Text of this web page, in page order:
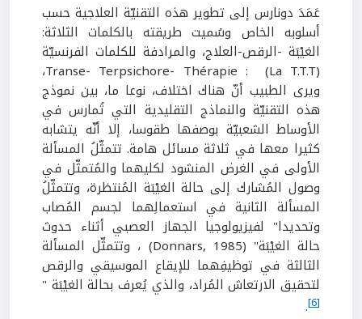
عَمَدَ دونارس إلى تطوير هذه التقنيّة العلاجية حسب
أسلوبه الخاص وسُميت طريقته بالكلمات الثلاثة:
الغيْبَة -الرقص-العلاج، والمرادفة للكلمات الفرنسيّة
Transe- Terpsichore- Thérapie : (La T.T.T)،
ويرى الطبيب أنّ هناك اختلاف، نوعا ما، بين نموذج
هذه التقنيّة والنماذج التقليدية التي تُمارس في
الأوساط الشعبيّة بوصفها طقوسا، إلا أنّه يتشابه
كثيرا معها في ثلاثة مسائل هامة. تتمثّلُ المسألة
الأولى في الغرض المنشود لكليهما والمُتمثّل في
وصول المُشارك إلى حالة الغيْبَة المُنتظرة، وتتمثّلُ
المسألة الثانية في استعمالِهما لجسم المُصاب
وتحديدا" لفيزيولوجيا الجهاز العصبي أثناء حدوث
حالة الغيْبَة" (Donnars, 1985) ، وتتمثّل المسألة
الثالثة في توظيفِهما للإيقاع الموسيقي والرقص
لتحقيق الارتعاش المُراد، والذي يُعرف بحالة الغيْبَة "
[6]
.